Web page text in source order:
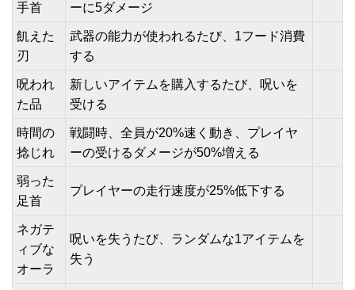
手首
ーに5ダメージ
飢えた
刃
武器の能力が使われるたび、1フード消費
する
呪われ
た品
新しいアイテムを購入するたび、呪いを
受ける
時間の
捻じれ
戦闘時、全員が20%速く動き、プレイヤ
ーの受けるダメージが50%増える
弱った
足首
プレイヤーの走行速度が25%低下する
ネガテ
ィブな
オーラ
呪いを失うたび、ランダムな1アイテムを
失う